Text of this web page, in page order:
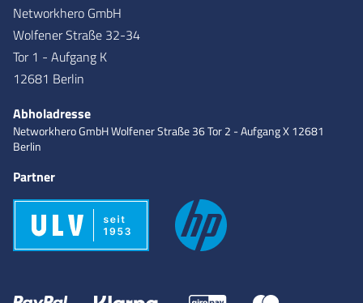
Networkhero GmbH
Wolfener Straße 32-34
Tor 1 - Aufgang K
12681 Berlin
Abholadresse
Networkhero GmbHWolfener Straße 36Tor 2 - Aufgang X12681
Berlin
Partner